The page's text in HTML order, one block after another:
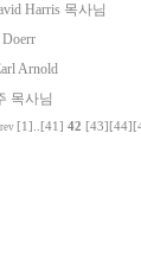
Harris 목사님
Doerr
Arnold
목사님
[1] [41] 42 [43] [44]